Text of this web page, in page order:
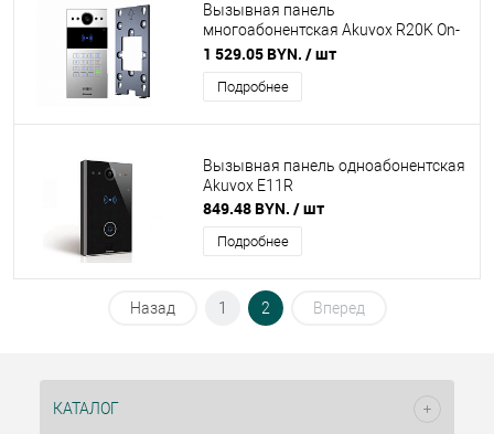
Вызывная панель
многоабонентская Akuvox R20K On-
Wall с кронштейном для наружного
монтажа в комплекте
1 529.05 BYN. / шт
Подробнее
Вызывная панель одноабонентская
Akuvox E11R
849.48 BYN. / шт
Подробнее
Назад 1 2 Вперед
КАТАЛОГ